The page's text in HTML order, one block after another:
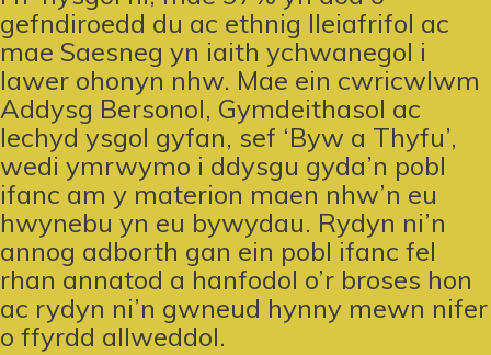
gefndiroedd du ac ethnig lleiafrifol ac
mae Saesneg yn iaith ychwanegol i
lawer ohonyn nhw. Mae ein cwricwlwm
Addysg Bersonol, Gymdeithasol ac
Iechyd ysgol gyfan, sef ‘Byw a Thyfu’,
wedi ymrwymo i ddysgu gyda’n pobl
ifanc am y materion maen nhw’n eu
hwynebu yn eu bywydau. Rydyn ni’n
annog adborth gan ein pobl ifanc fel
rhan annatod a hanfodol o’r broses hon
ac rydyn ni’n gwneud hynny mewn nifer
o ffyrdd allweddol.